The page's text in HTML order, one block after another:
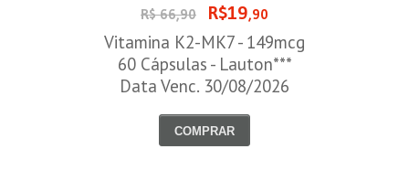
R$ 66,90 R$19,90
Vitamina K2-MK7 - 149mcg
60 Cápsulas - Lauton***
Data Venc. 30/08/2026
COMPRAR